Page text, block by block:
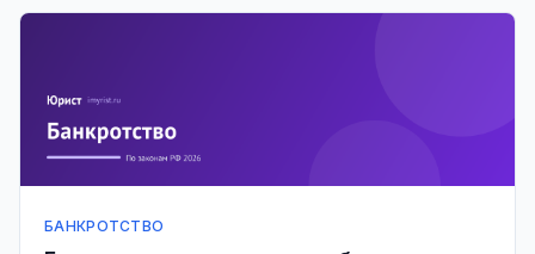
БАНКРОТСТВО